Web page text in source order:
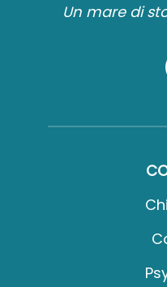
Un mare di